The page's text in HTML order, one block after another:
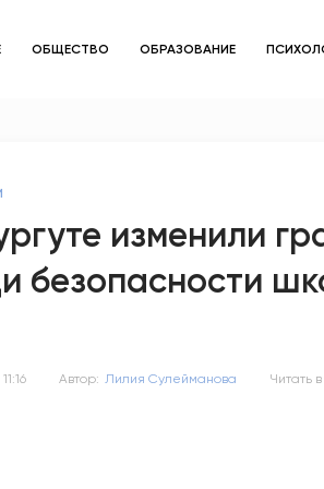
ОБЩЕСТВО ОБРАЗОВАНИЕ
изменили
безопасности
Автор: Лилия Сулейманова Читать в